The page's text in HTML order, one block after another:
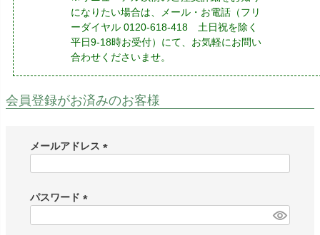
になりたい場合は、メール・お電話（フリ
ーダイヤル 0120-618-418 土日祝を除く
平日9-18時お受付）にて、お気軽にお問い
合わせくださいませ。
会員登録がお済みのお客様
メールアドレス
)
パスワード